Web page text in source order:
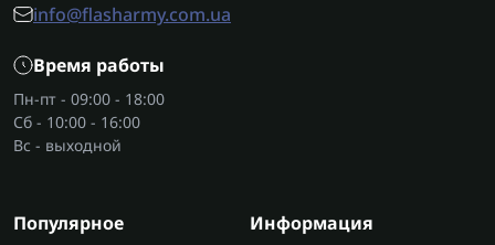
info@flasharmy.com.ua
Время работы
Пн-пт - 09:00 - 18:00
Сб - 10:00 - 16:00
Вс - выходной
Популярное Информация